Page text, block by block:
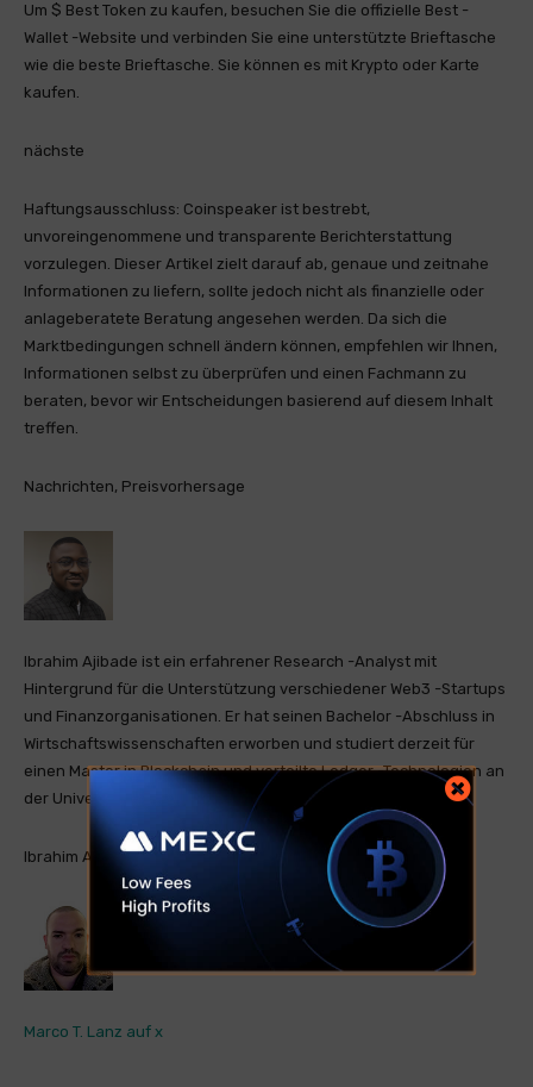
Um $ Best Token zu kaufen, besuchen Sie die offizielle Best -
Wallet -Website und verbinden Sie eine unterstützte Brieftasche
wie die beste Brieftasche. Sie können es mit Krypto oder Karte
kaufen.
nächste
Haftungsausschluss: Coinspeaker ist bestrebt,
unvoreingenommene und transparente Berichterstattung
vorzulegen. Dieser Artikel zielt darauf ab, genaue und zeitnahe
Informationen zu liefern, sollte jedoch nicht als finanzielle oder
anlageberatete Beratung angesehen werden. Da sich die
Marktbedingungen schnell ändern können, empfehlen wir Ihnen,
Informationen selbst zu überprüfen und einen Fachmann zu
beraten, bevor wir Entscheidungen basierend auf diesem Inhalt
treffen.
Nachrichten, Preisvorhersage
Ibrahim Ajibade ist ein erfahrener Research -Analyst mit
Hintergrund für die Unterstützung verschiedener Web3 -Startups
und Finanzorganisationen. Er hat seinen Bachelor -Abschluss in
Wirtschaftswissenschaften erworben und studiert derzeit für
einen Master in Blockchain und verteilte Ledger -Technologien an
der Universität von Malta.
Ibrahim Abijade ist LinkedIn
Marco T. Lanz auf x